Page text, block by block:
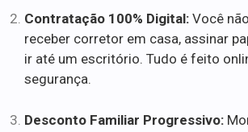
Contratação 100% Digital: Você
receber corretor em casa, assinar
ir até um escritório. Tudo é feito
segurança.
Desconto Familiar Progressivo: